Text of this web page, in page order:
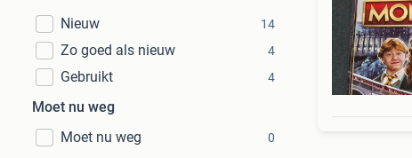
Nieuw
14
Zo goed als nieuw 4
Gebruikt 4
Moet nu weg
Moet nu weg
0